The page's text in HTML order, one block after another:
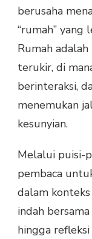
berusaha
“rumah” yang
Rumah
terukir, di
berinteraksi,
menemukan
kesunyian.
Melalui puisi-
pembaca
dalam
indah
hingga